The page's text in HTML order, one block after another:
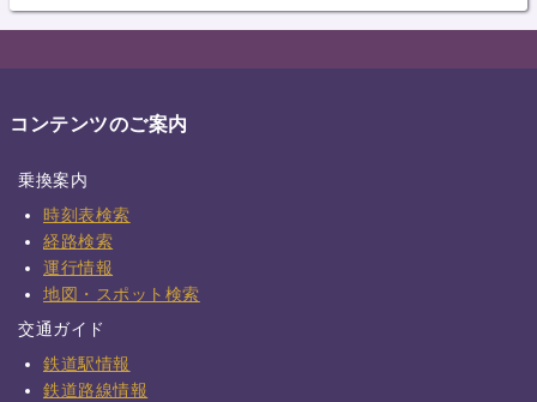
コンテンツのご案内
乗換案内
時刻表検索
経路検索
運行情報
地図・スポット検索
交通ガイド
鉄道駅情報
鉄道路線情報